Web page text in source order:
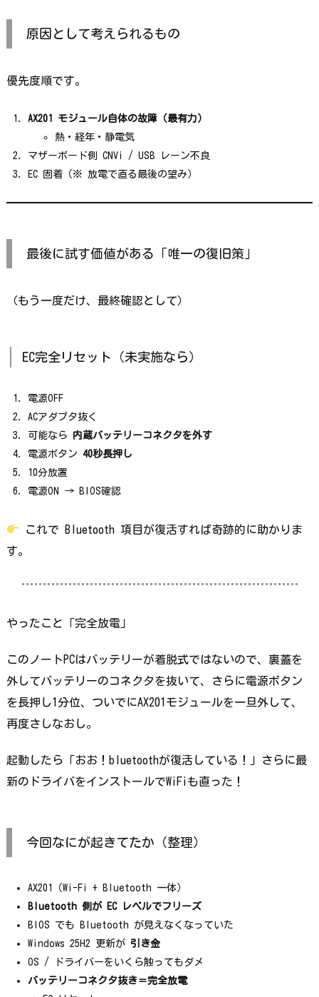
原因として考えられるもの
優先度順です。
AX201 モジュール自体の故障（最有力）
熱・経年・静電気
マザーボード側 CNVi / USB レーン不良
EC 固着（※ 放電で直る最後の望み）
最後に試す価値がある「唯一の復旧策」
（もう一度だけ、最終確認として）
EC完全リセット（未実施なら）
電源OFF
ACアダプタ抜く
可能なら 内蔵バッテリーコネクタを外す
電源ボタン 40秒長押し
10分放置
電源ON → BIOS確認
これで Bluetooth 項目が復活すれば奇跡的に助かりま
す。
やったこと「完全放電」
このノートPCはバッテリーが着脱式ではないので、裏蓋を
外してバッテリーのコネクタを抜いて、さらに電源ボタン
を長押し1分位、ついでにAX201モジュールを一旦外して、
再度さしなおし。
起動したら「おお！bluetoothが復活している！」さらに最
新のドライバをインストールでWiFiも直った！
今回なにが起きてたか（整理）
AX201（Wi-Fi + Bluetooth 一体）
Bluetooth 側が EC レベルでフリーズ
BIOS でも Bluetooth が見えなくなっていた
Windows 25H2 更新が 引き金
OS / ドライバーをいくら触ってもダメ
バッテリーコネクタ抜き＝完全放電